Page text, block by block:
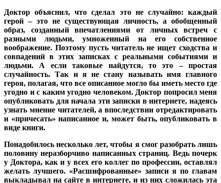
Доктор объяснил, что сделал это не случайно: каждый
герой – это не существующая личность, а обобщенный
образ, созданный впечатлениями от личных встреч с
разными людьми, умноженный на его собственное
воображение. Поэтому пусть читатель не ищет сходства и
совпадений в этих записках с реальными событиями и
людьми. А если таковые найдутся, то это – простая
случайность. Так и я не стану называть имя главного
героя, полагая, что все описанное могло бы иметь место где
угодно и с каким угодно человеком. Доктор попросил меня
опубликовать для начала эти записки в интернете, надеясь
узнать мнение читателей, а впоследствии отредактировать
и «причесать» написанное и, может быть, опубликовать в
виде книги.
Понадобилось несколько лет, чтобы я смог разобрать лишь
половину неразборчиво написанных страниц. Ведь почерк
у Доктора, как и у всех его коллег по профессии, оставлял
желать лучшего. «Расшифрованные» записи я по главам
выкладывал на сайте в интернете, и из них сложилась эта